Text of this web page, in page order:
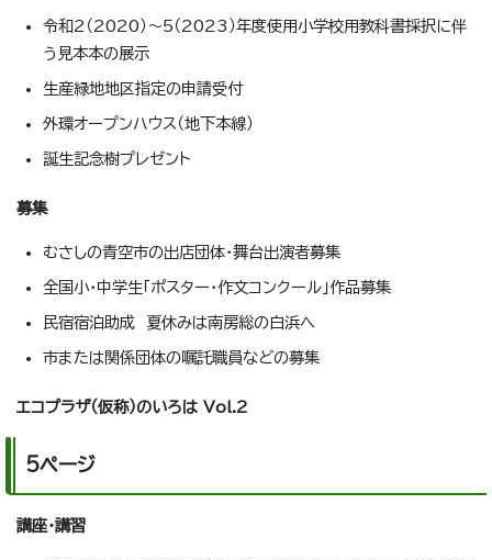
令和2（2020）～5（2023）年度使用小学校用教科書採択に伴
う見本本の展示
生産緑地地区指定の申請受付
外環オープンハウス（地下本線）
誕生記念樹プレゼント
募集
むさしの青空市の出店団体・舞台出演者募集
全国小・中学生「ポスター・作文コンクール」作品募集
民宿宿泊助成 夏休みは南房総の白浜へ
市または関係団体の嘱託職員などの募集
エコプラザ（仮称）のいろは Vol.2
5ページ
講座・講習